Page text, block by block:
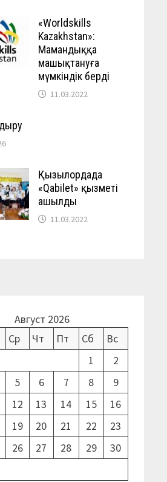
«Worldskills
Kazakhstan»:
Мамандыққа
машықтануға
мүмкіндік берді
11.03.2022
Қызылордада
«Qabilet» қызметі
ашылды
11.03.2022
Август 2026
Ср Чт Пт Сб
Вс
1
2
5 6 7 8
9
12 13 14 15
16
19 20 21 22
23
26 27 28 29
30